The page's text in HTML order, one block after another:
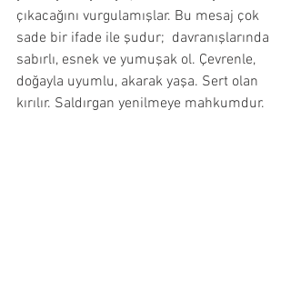
çıkacağını vurgulamışlar. Bu mesaj çok
sade bir ifade ile şudur;  davranışlarında
sabırlı, esnek ve yumuşak ol. Çevrenle,
doğayla uyumlu, akarak yaşa. Sert olan
kırılır. Saldırgan yenilmeye mahkumdur.